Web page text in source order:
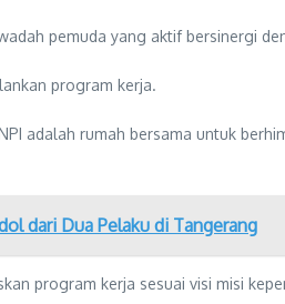
pemuda yang aktif bersinergi
program kerja.
adalah rumah bersama untuk
dari Dua Pelaku di Tangerang
program kerja sesuai visi misi